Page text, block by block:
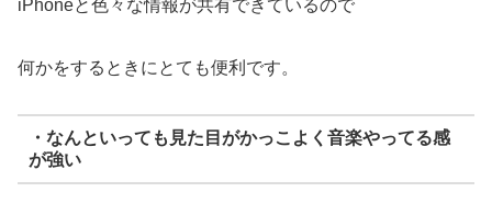
iPhoneと色々な情報が共有できているので
何かをするときにとても便利です。
・なんといっても見た目がかっこよく音楽やってる感
が強い